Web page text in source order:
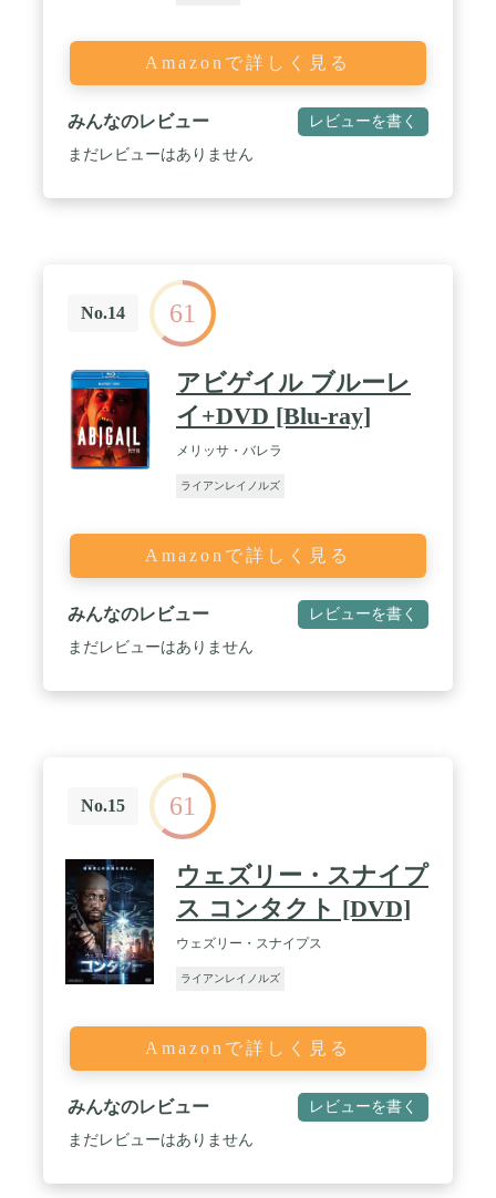
Amazonで詳しく見る
みんなのレビュー レビューを書く
まだレビューはありません
No.14 61
アビゲイル ブルーレ
イ+DVD [Blu-ray]
メリッサ・バレラ
ライアンレイノルズ
Amazonで詳しく見る
みんなのレビュー レビューを書く
まだレビューはありません
No.15 61
ウェズリー・スナイプ
ス コンタクト [DVD]
ウェズリー・スナイプス
ライアンレイノルズ
Amazonで詳しく見る
みんなのレビュー レビューを書く
まだレビューはありません